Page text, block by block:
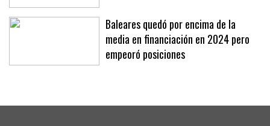
Baleares quedó por encima de la
media en financiación en 2024 pero